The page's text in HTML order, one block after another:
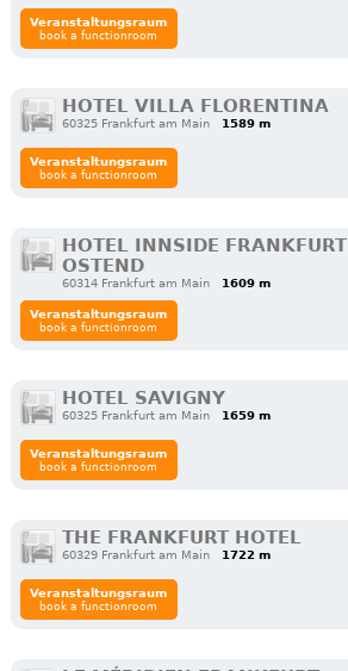
Veranstaltungsraum
book a functionroom
HOTEL VILLA FLORENTINA
60325 Frankfurt am Main 1589 m
Veranstaltungsraum
book a functionroom
HOTEL INNSIDE FRANKFURT
OSTEND
60314 Frankfurt am Main 1609 m
Veranstaltungsraum
book a functionroom
HOTEL SAVIGNY
60325 Frankfurt am Main 1659 m
Veranstaltungsraum
book a functionroom
THE FRANKFURT HOTEL
60329 Frankfurt am Main 1722 m
Veranstaltungsraum
book a functionroom